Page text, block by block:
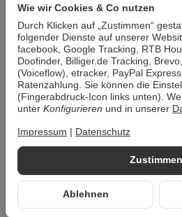
In den
Cookies
Artikelnummer: 4052916309865Z7
HAN:100386518002
Kategorie:Gartenmöbel
Beschreibung
Zustimmen
Ablehnen
Wie wir Cookies & Co nutzen
Durch Klicken auf „Zustimmen“
folgender Dienste auf unserer
facebook, Google Tracking, RTB
Doofinder, Billiger.de Tracking,
(Voiceflow), etracker, PayPal
Ratenzahlung. Sie können die
(Fingerabdruck-Icon links unten).
unter Konfigurieren und in unserer
Impressum Datenschutz